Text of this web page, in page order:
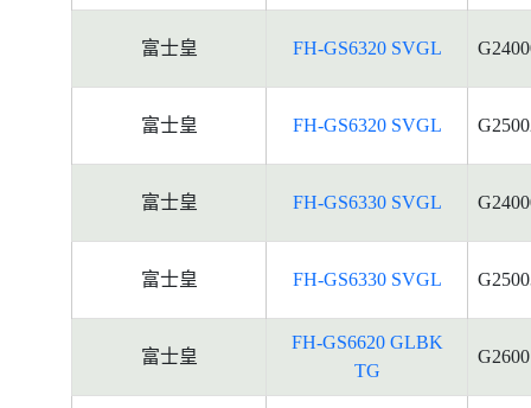
富士皇 FH-GS6320 SVGL
富士皇 FH-GS6320 SVGL
富士皇 FH-GS6330 SVGL
富士皇 FH-GS6330 SVGL
富士皇
FH-GS6620 GLBK
TG